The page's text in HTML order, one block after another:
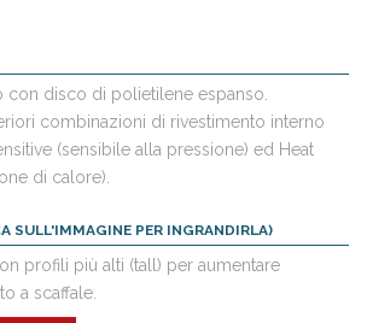
con disco di polietilene espanso.
combinazioni di rivestimento interno
(sensibile alla pressione) ed Heat
di calore).
SULL'IMMAGINE PER INGRANDIRLA)
profili più alti (tall) per aumentare
a scaffale.